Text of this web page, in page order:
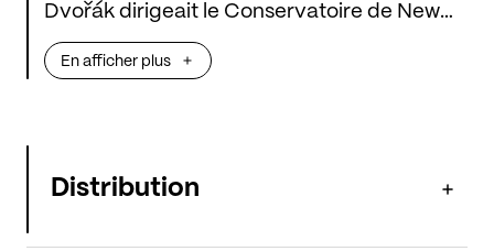
Dvořák dirigeait le Conservatoire de New
nostalgie de la Bohême, de ses paysages et
de son folklore et glisse un hommage à sa
En afficher plus
Distribution